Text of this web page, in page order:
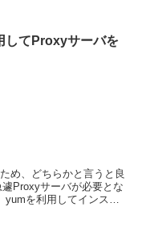
してProxyサーバを
め、どちらかと言うと良
Proxyサーバが必要とな